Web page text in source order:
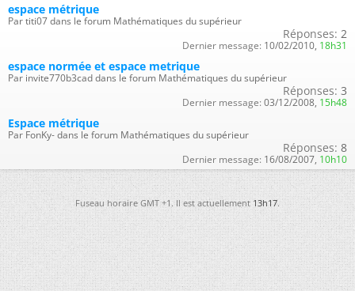
espace métrique
Par titi07 dans le forum Mathématiques du supérieur
Réponses: 2
Dernier message: 10/02/2010, 18h31
espace normée et espace metrique
Par invite770b3cad dans le forum Mathématiques du supérieur
Réponses: 3
Dernier message: 03/12/2008, 15h48
Espace métrique
Par FonKy- dans le forum Mathématiques du supérieur
Réponses: 8
Dernier message: 16/08/2007, 10h10
Fuseau horaire GMT +1. Il est actuellement 13h17.